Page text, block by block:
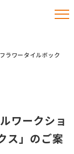
ラワータイルボック
ワークショ
ス」のご案